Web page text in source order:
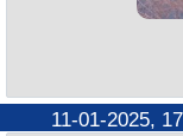
11-01-2025,